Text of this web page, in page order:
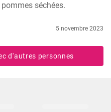
séchées.
5 novembre 2023
d'autres personnes